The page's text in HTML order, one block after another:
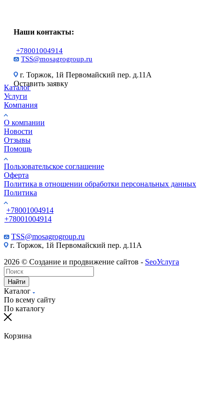
Наши контакты:
+78001004914
TSS@mosagrogroup.ru
г. Торжок, 1й Первомайский пер. д.11А
Оставить заявку
Каталог
Услуги
Компания
О компании
Новости
Отзывы
Помощь
Пользовательское соглашение
Оферта
Политика в отношении обработки персональных данных
Политика
+78001004914
+78001004914
TSS@mosagrogroup.ru
г. Торжок, 1й Первомайский пер. д.11А
2026 © Создание и продвижение сайтов - SeoУслуга
Найти
Каталог
По всему сайту
По каталогу
Корзина